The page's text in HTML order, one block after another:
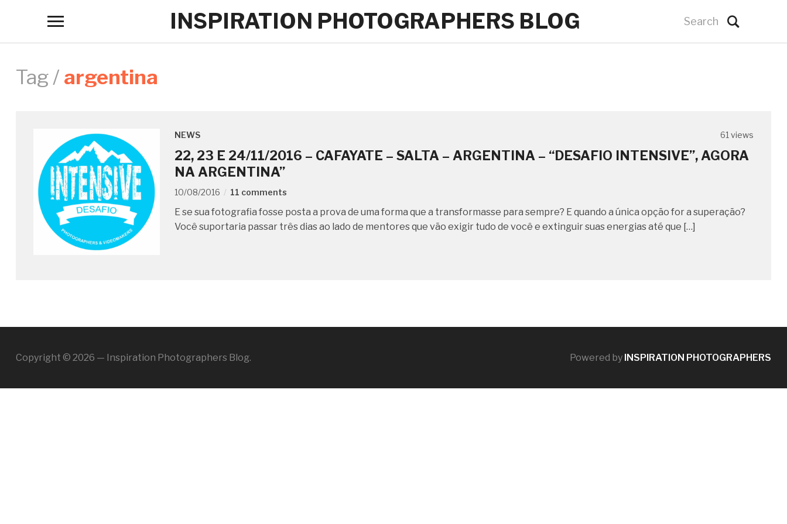
Toggle
INSPIRATION PHOTOGRAPHERS BLOG
Tag / argentina
NEWS 61 views
22, 23 E 24/11/2016 – CAFAYATE – SALTA – ARGENTINA – “DESAFIO INTENSIVE”, AGORA
NA ARGENTINA”
10/08/2016 11 comments
E se sua fotografia fosse posta a prova de uma forma que a transformasse para sempre? E quando a única opção for a superação?
Você suportaria passar três dias ao lado de mentores que vão exigir tudo de você e extinguir suas energias até que […]
Copyright © 2026 — Inspiration Photographers Blog. Powered by INSPIRATION PHOTOGRAPHERS